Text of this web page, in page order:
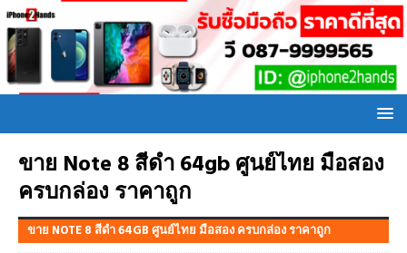
ขาย Note 8 สีดำ 64gb ศูนย์ไทย มือสอง
ครบกล่อง ราคาถูก
ขาย NOTE 8 สีดำ 64GB ศูนย์ไทย มือสอง ครบกล่อง ราคาถูก